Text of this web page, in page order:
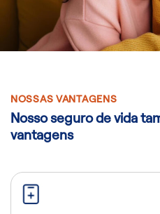
NOSSAS VANTAGENS
Nosso seguro de vida
vantagens